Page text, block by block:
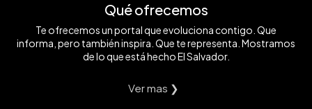
Qué ofrecemos
Te ofrecemos un portal que evoluciona contigo. Que
informa, pero también inspira. Que te representa. Mostramos
de lo que está hecho El Salvador.
Ver mas ❯